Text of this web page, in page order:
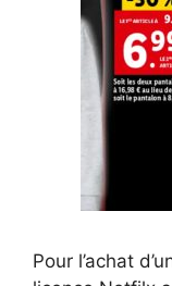
Pour l’achat